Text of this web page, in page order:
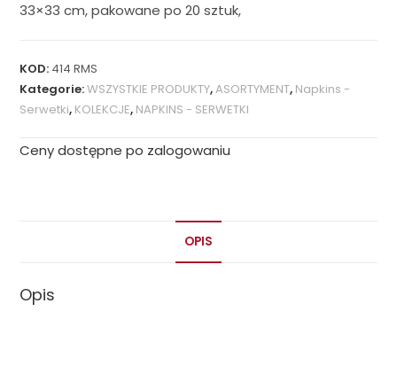
33×33 cm, pakowane po 20 sztuk,
KOD: 414 RMS
Kategorie:WSZYSTKIE PRODUKTY,ASORTYMENT, Napkins -
Serwetki, KOLEKCJE, NAPKINS - SERWETKI
Ceny dostępne po zalogowaniu
OPIS
Opis